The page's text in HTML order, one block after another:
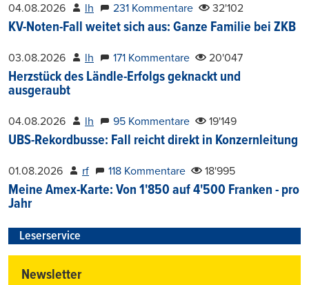
04.08.2026 lh 231 Kommentare 32'102
KV-Noten-Fall weitet sich aus: Ganze Familie bei ZKB
03.08.2026 lh 171 Kommentare 20'047
Herzstück des Ländle-Erfolgs geknackt und
ausgeraubt
04.08.2026 lh 95 Kommentare 19'149
UBS-Rekordbusse: Fall reicht direkt in Konzernleitung
01.08.2026 rf 118 Kommentare 18'995
Meine Amex-Karte: Von 1'850 auf 4'500 Franken - pro
Jahr
Leserservice
Newsletter